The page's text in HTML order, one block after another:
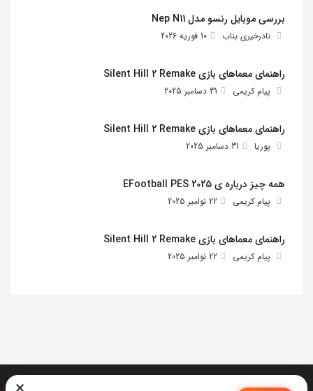
بررسی موبایل رنسو مدل Nep N11
نادرخیری بناب 10 فوریه 2026
راهنمای معماهای بازی Silent Hill 2 Remake
پیام کریمی 31 دسامبر 2025
راهنمای معماهای بازی Silent Hill 2 Remake
پوریا 31 دسامبر 2025
همه چیز درباره ی EFootball PES 2025
پیام کریمی 22 نوامبر 2025
راهنمای معماهای بازی Silent Hill 2 Remake
پیام کریمی 22 نوامبر 2025